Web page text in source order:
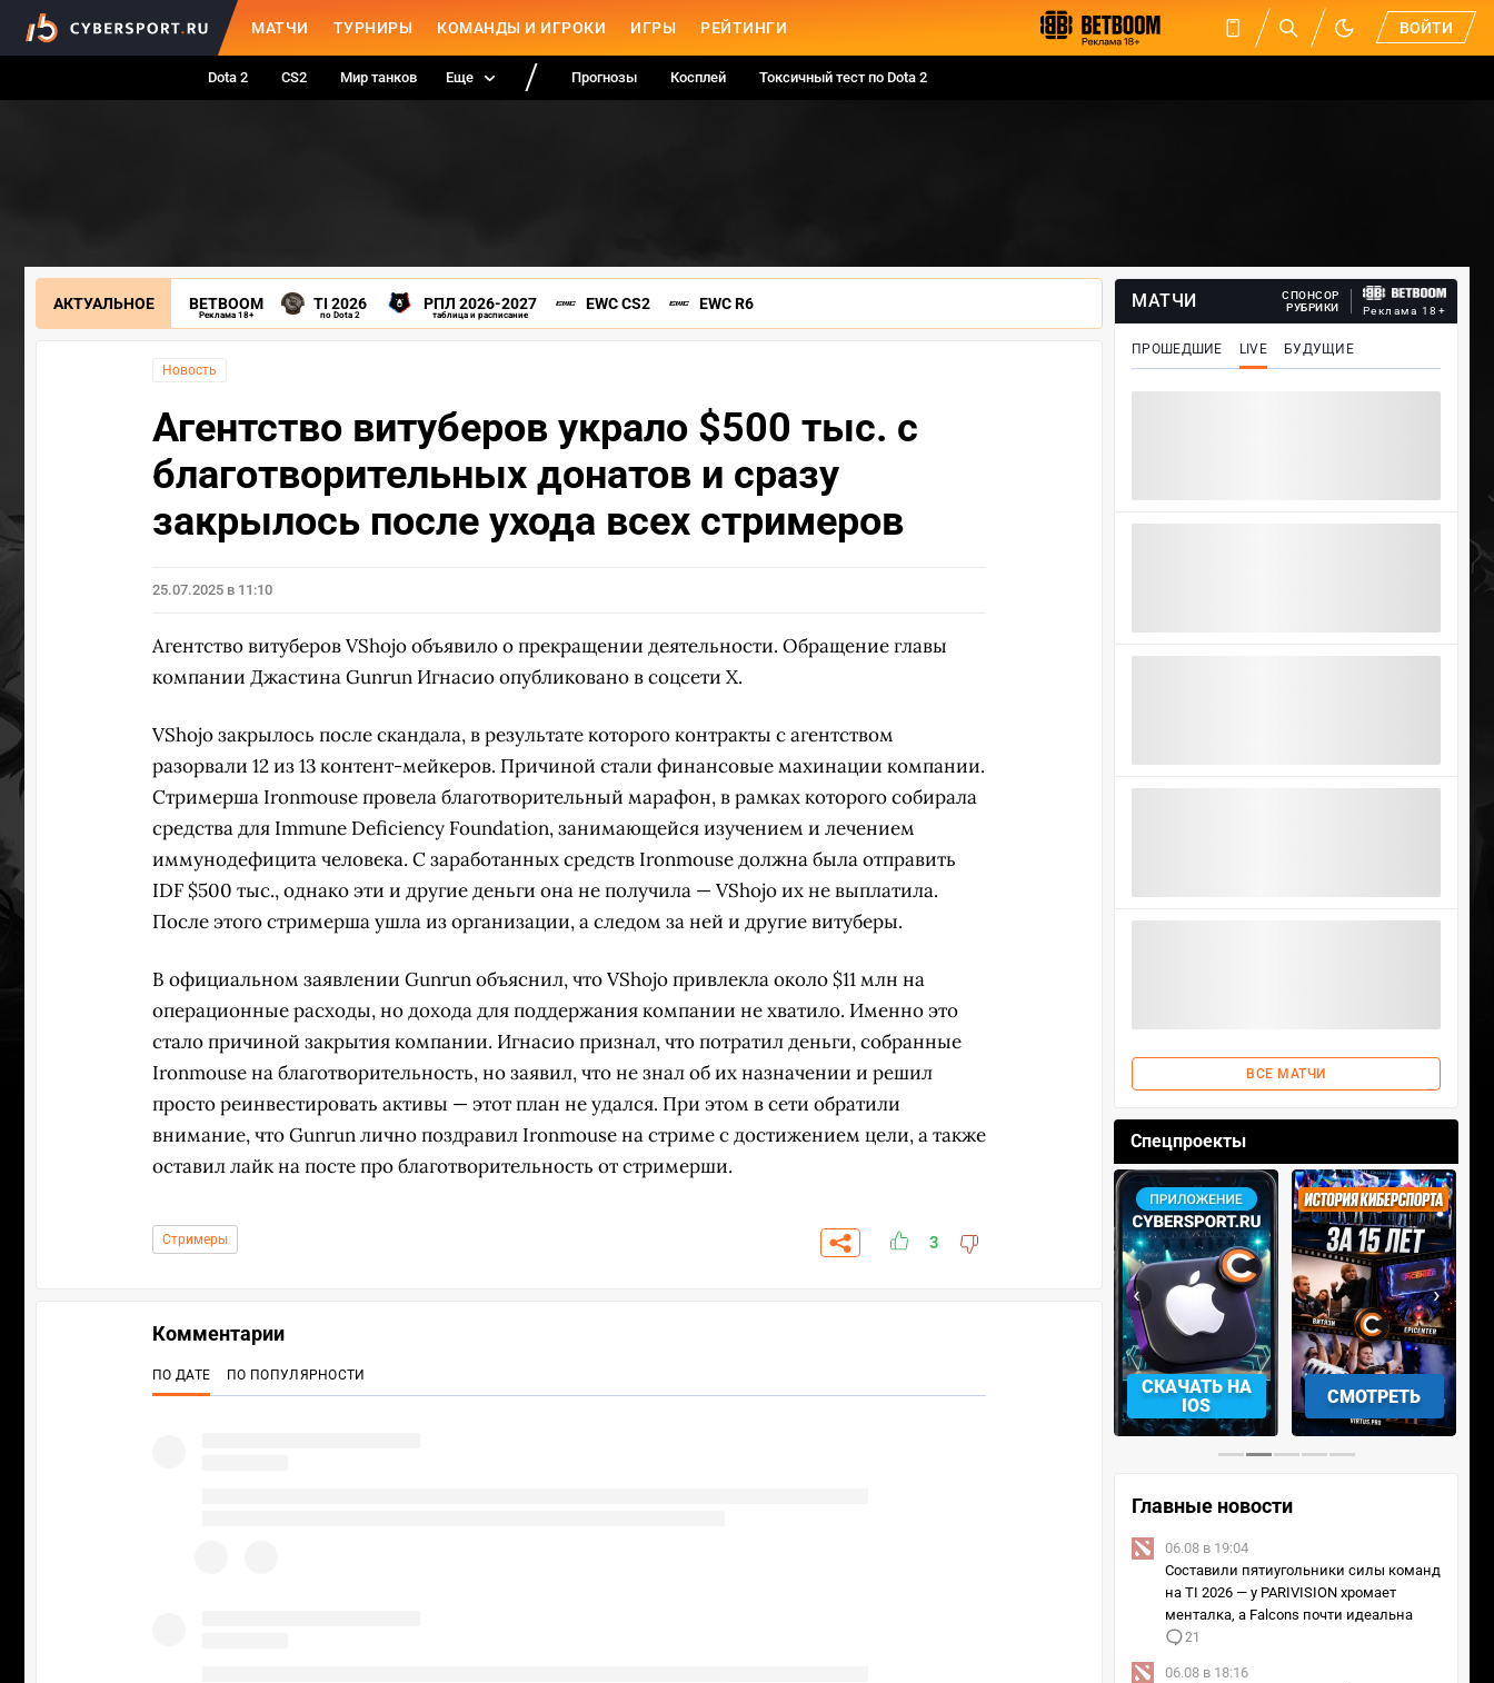
МАТЧИ ТУРНИРЫ КОМАНДЫ И ИГРОКИ ИГРЫ РЕЙТИНГИ ВОЙТИ
Dota 2 CS2 Мир танков Еще Прогнозы Косплей Токсичный тест по Dota 2
АКТУАЛЬНОЕ BETBOOM
Реклама 18+
TI 2026
по Dota 2
РПЛ 2026-2027
таблица и расписание
EWC CS2 EWC R6
Новость
Агентство витуберов украло $500 тыс. с
благотворительных донатов и сразу
закрылось после ухода всех стримеров
25.07.2025 в 11:10
Агентство витуберов VShojo объявило о прекращении деятельности. Обращение главы
компании Джастина Gunrun Игнасио опубликовано в соцсети X.
VShojo закрылось после скандала, в результате которого контракты с агентством
разорвали 12 из 13 контент-мейкеров. Причиной стали финансовые махинации компании.
Стримерша Ironmouse провела благотворительный марафон, в рамках которого собирала
средства для Immune Deficiency Foundation, занимающейся изучением и лечением
иммунодефицита человека. С заработанных средств Ironmouse должна была отправить
IDF $500 тыс., однако эти и другие деньги она не получила — VShojo их не выплатила.
После этого стримерша ушла из организации, а следом за ней и другие витуберы.
В официальном заявлении Gunrun объяснил, что VShojo привлекла около $11 млн на
операционные расходы, но дохода для поддержания компании не хватило. Именно это
стало причиной закрытия компании. Игнасио признал, что потратил деньги, собранные
Ironmouse на благотворительность, но заявил, что не знал об их назначении и решил
просто реинвестировать активы — этот план не удался. При этом в сети обратили
внимание, что Gunrun лично поздравил Ironmouse на стриме с достижением цели, а также
оставил лайк на посте про благотворительность от стримерши.
Стримеры 3
МАТЧИ
СПОНСОР
РУБРИКИ
Реклама 18+
ПРОШЕДШИЕ LIVE БУДУЩИЕ
ВСЕ МАТЧИ
Спецпроекты
УЧАСТВОВАТЬ ЗАБРАТЬ
СКАЧАТЬ НА
IOS
СМОТРЕТЬ
‹ ›
Главные новости
06.08 в 19:04
Составили пятиугольники силы команд
на TI 2026 — у PARIVISION хромает
менталка, а Falcons почти идеальна
21
06.08 в 18:16
Комментарии
ПО ДАТЕ ПО ПОПУЛЯРНОСТИ